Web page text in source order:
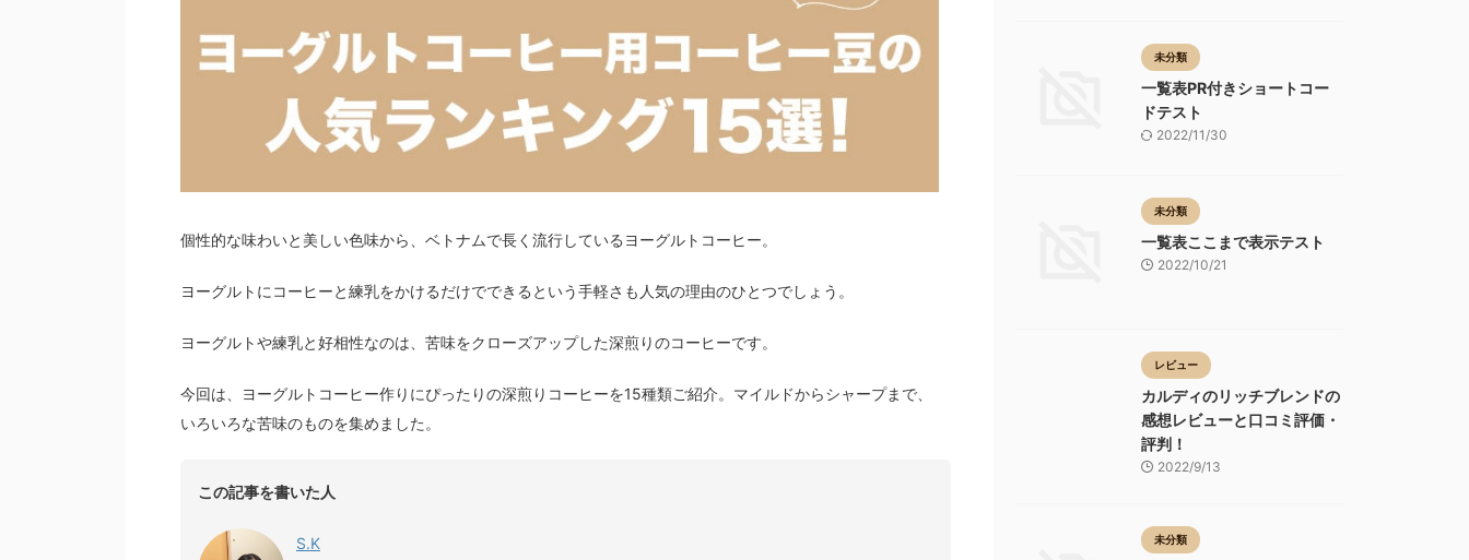
個性的な味わいと美しい色味から、ベトナムで長く流行しているヨーグルトコーヒー。
ヨーグルトにコーヒーと練乳をかけるだけでできるという手軽さも人気の理由のひとつでしょう。
ヨーグルトや練乳と好相性なのは、苦味をクローズアップした深煎りのコーヒーです。
今回は、ヨーグルトコーヒー作りにぴったりの深煎りコーヒーを15種類ご紹介。マイルドからシャープまで、
いろいろな苦味のものを集めました。
この記事を書いた人
S.K
未分類
一覧表PR付きショートコー
ドテスト
2022/11/30
未分類
一覧表ここまで表示テスト
2022/10/21
レビュー
カルディのリッチブレンドの
感想レビューと口コミ評価・
評判！
2022/9/13
未分類